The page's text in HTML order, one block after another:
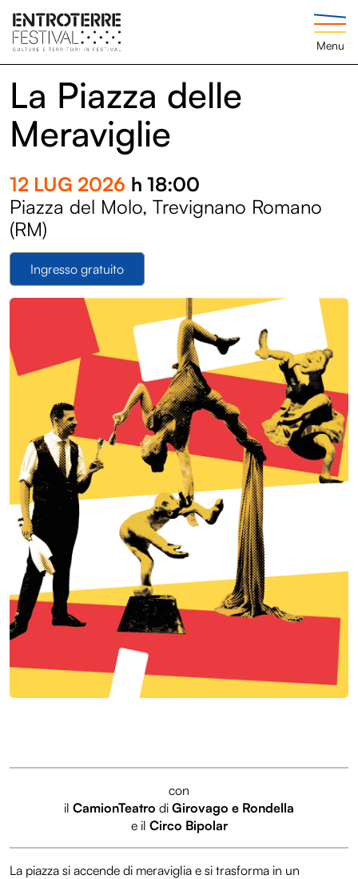
Menu
La Piazza delle
Meraviglie
12 LUG 2026 h 18:00
Piazza del Molo, Trevignano Romano
(RM)
Ingresso gratuito
con
il CamionTeatro di Girovago e Rondella
e il Circo Bipolar
La piazza si accende di meraviglia e si trasforma in un